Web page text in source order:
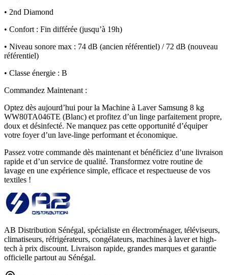
• 2nd Diamond
• Confort : Fin différée (jusqu’à 19h)
• Niveau sonore max : 74 dB (ancien référentiel) / 72 dB (nouveau
référentiel)
• Classe énergie : B
Commandez Maintenant :
Optez dès aujourd’hui pour la Machine à Laver Samsung 8 kg
WW80TA046TE (Blanc) et profitez d’un linge parfaitement propre,
doux et désinfecté. Ne manquez pas cette opportunité d’équiper
votre foyer d’un lave-linge performant et économique.
Passez votre commande dès maintenant et bénéficiez d’une livraison
rapide et d’un service de qualité. Transformez votre routine de
lavage en une expérience simple, efficace et respectueuse de vos
textiles !
AB Distribution Sénégal, spécialiste en électroménager, téléviseurs,
climatiseurs, réfrigérateurs, congélateurs, machines à laver et high-
tech à prix discount. Livraison rapide, grandes marques et garantie
officielle partout au Sénégal.